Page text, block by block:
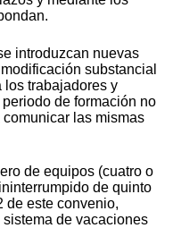
introduzcan nuevas
substancial
los trabajadores y
de formación no
las mismas
de equipos (cuatro o
de quinto
de este convenio,
de vacaciones